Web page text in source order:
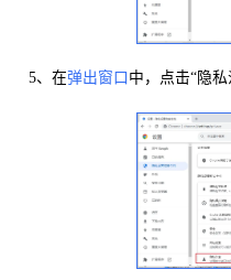
5、在弹出窗口 中，点击“隐私